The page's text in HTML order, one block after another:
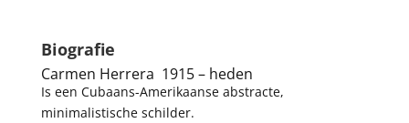
Biografie
Carmen Herrera 1915 – heden
Is een Cubaans-Amerikaanse abstracte,
minimalistische schilder.